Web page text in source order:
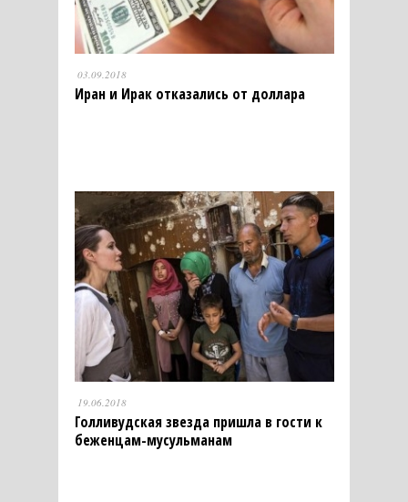
03.09.2018
Иран и Ирак отказались от доллара
19.06.2018
Голливудская звезда пришла в гости к
беженцам-мусульманам